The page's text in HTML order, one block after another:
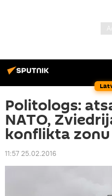
Politologs:
NATO,
konflikta
11:57 25.02.2016